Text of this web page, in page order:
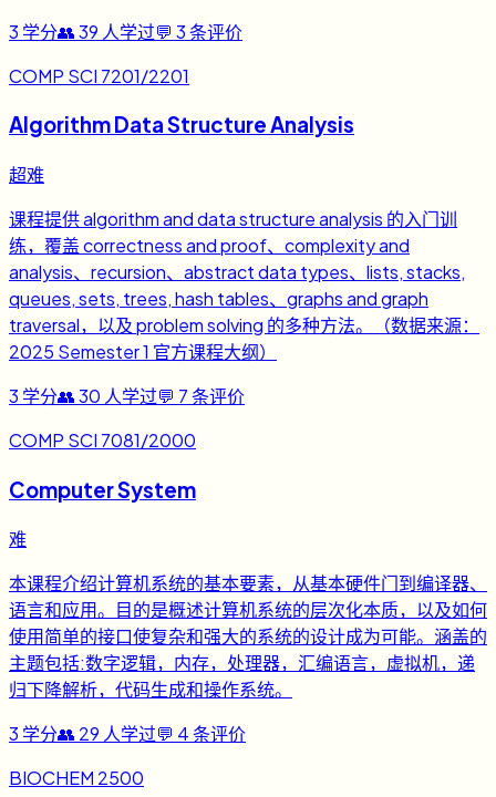
3 学分👥39 人学过💬 3条评价
COMP SCI 7201/2201
Algorithm Data Structure Analysis
超难
课程提供 algorithm and data structure analysis 的入门训
练，覆盖 correctness and proof、complexity and
analysis、recursion、abstract data types、lists, stacks,
queues, sets, trees, hash tables、graphs and graph
traversal，以及 problem solving 的多种方法。（数据来源：
2025 Semester 1 官方课程大纲）
3 学分👥30 人学过💬 7条评价
COMP SCI 7081/2000
Computer System
难
本课程介绍计算机系统的基本要素，从基本硬件门到编译器、
语言和应用。目的是概述计算机系统的层次化本质，以及如何
使用简单的接口使复杂和强大的系统的设计成为可能。涵盖的
主题包括:数字逻辑，内存，处理器，汇编语言，虚拟机，递
归下降解析，代码生成和操作系统。
3 学分👥 29 人学过💬 4条评价
BIOCHEM 2500